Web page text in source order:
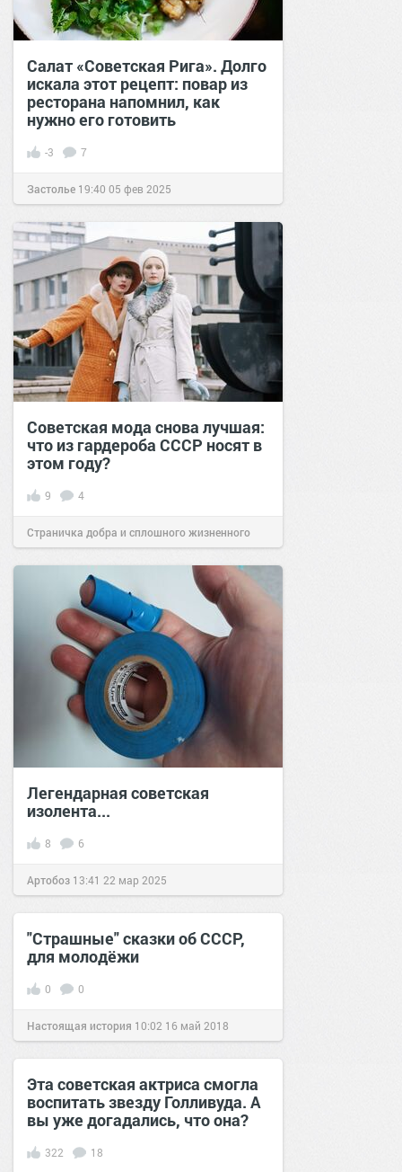
Салат «Советская Рига». Долго
искала этот рецепт: повар из
ресторана напомнил, как
нужно его готовить
-3 7
Застолье 19:40 05 фев 2025
Советская мода снова лучшая:
что из гардероба СССР носят в
этом году?
9 4
Страничка добра и сплошного жизненного
позитива!12:3903 мар 2026
Легендарная советская
изолента...
8 6
Артобоз 13:41 22 мар 2025
"Страшные" сказки об СССР,
для молодёжи
0 0
Настоящая история 10:02 16 май 2018
Эта советская актриса смогла
воспитать звезду Голливуда. А
вы уже догадались, что она?
322 18